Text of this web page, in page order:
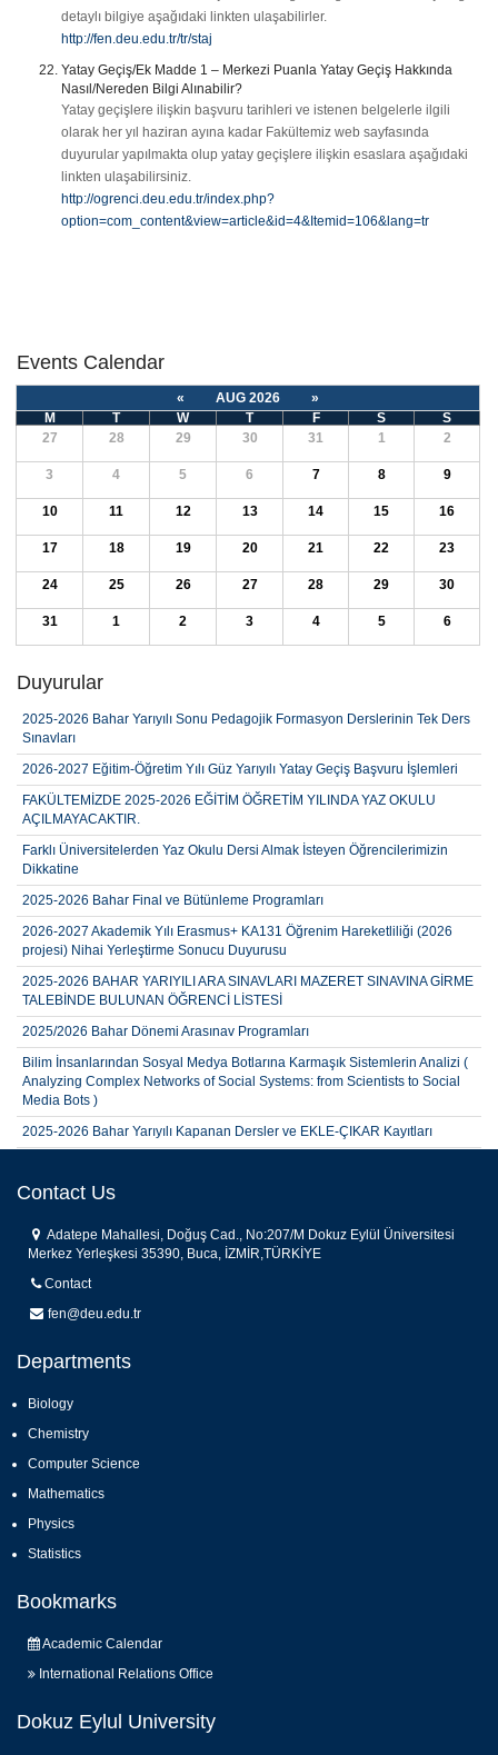
detaylı bilgiye aşağıdaki linkten ulaşabilirler.
http://fen.deu.edu.tr/tr/staj
Yatay Geçiş/Ek Madde 1 – Merkezi Puanla Yatay Geçiş Hakkında
Nasıl/Nereden Bilgi Alınabilir?
Yatay geçişlere ilişkin başvuru tarihleri ve istenen belgelerle ilgili
olarak her yıl haziran ayına kadar Fakültemiz web sayfasında
duyurular yapılmakta olup yatay geçişlere ilişkin esaslara aşağıdaki
linkten ulaşabilirsiniz.
http://ogrenci.deu.edu.tr/index.php?
option=com_content&view=article&id=4&Itemid=106&lang=tr
Events Calendar
« AUG 2026
»
M
T W T F S
S
27
28 29 30 31 1 2
3 4 5 6 7 8 9
10 11 12 13 14 15 16
17 18 19 20 21 22 23
24 25 26 27 28 29 30
31 1 2 3 4 5 6
Duyurular
2025-2026 Bahar Yarıyılı Sonu Pedagojik Formasyon Derslerinin Tek Ders
Sınavları
2026-2027 Eğitim-Öğretim Yılı Güz Yarıyılı Yatay Geçiş Başvuru İşlemleri
FAKÜLTEMİZDE 2025-2026 EĞİTİM ÖĞRETİM YILINDA YAZ OKULU
AÇILMAYACAKTIR.
Farklı Üniversitelerden Yaz Okulu Dersi Almak İsteyen Öğrencilerimizin
Dikkatine
2025-2026 Bahar Final ve Bütünleme Programları
2026-2027 Akademik Yılı Erasmus+ KA131 Öğrenim Hareketliliği (2026
projesi) Nihai Yerleştirme Sonucu Duyurusu
2025-2026 BAHAR YARIYILI ARA SINAVLARI MAZERET SINAVINA GİRME
TALEBİNDE BULUNAN ÖĞRENCİ LİSTESİ
2025/2026 Bahar Dönemi Arasınav Programları
Bilim İnsanlarından Sosyal Medya Botlarına Karmaşık Sistemlerin Analizi (
Analyzing Complex Networks of Social Systems: from Scientists to Social
Media Bots )
2025-2026 Bahar Yarıyılı Kapanan Dersler ve EKLE-ÇIKAR Kayıtları
Başvuru Sonuçları
Contact Us
Adatepe Mahallesi, Doğuş Cad., No:207/M Dokuz Eylül Üniversitesi
Merkez Yerleşkesi 35390, Buca, İZMİR,TÜRKİYE
Contact
fen@deu.edu.tr
Departments
Biology
Chemistry
Computer Science
Mathematics
Physics
Statistics
Bookmarks
Academic Calendar
International Relations Office
Dokuz Eylul University